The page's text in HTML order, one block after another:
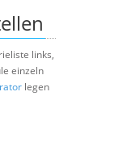
links,
einzeln
legen